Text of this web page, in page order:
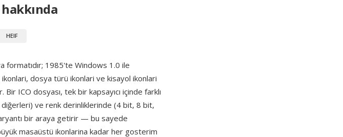
HEIF
formatıdır; 1985'te Windows 1.0 ile
dosya türü ikonlari ve kisayol ikonlari
ICO dosyası, tek bir kapsayıcı içinde farklı
ve renk derinliklerinde (4 bit, 8 bit,
bir araya getirir — bu sayede
masaüstü ikonlarina kadar her gosterim